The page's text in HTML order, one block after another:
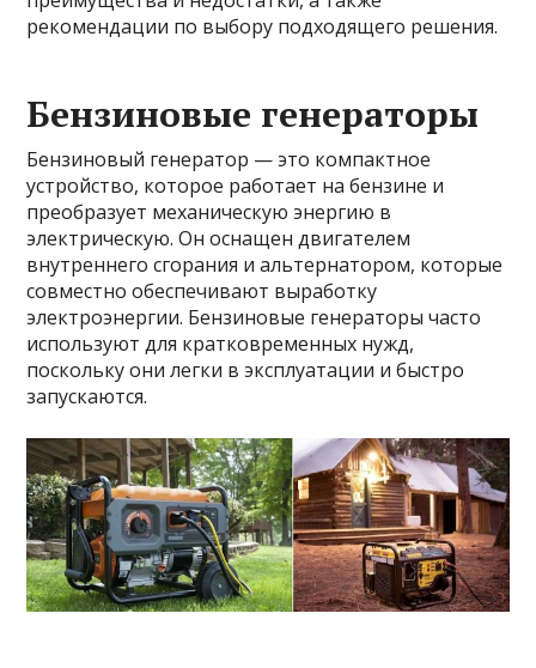
рекомендации по выбору подходящего решения.
Бензиновые генераторы
Бензиновый генератор — это компактное
устройство, которое работает на бензине и
преобразует механическую энергию в
электрическую. Он оснащен двигателем
внутреннего сгорания и альтернатором, которые
совместно обеспечивают выработку
электроэнергии. Бензиновые генераторы часто
используют для кратковременных нужд,
поскольку они легки в эксплуатации и быстро
запускаются.